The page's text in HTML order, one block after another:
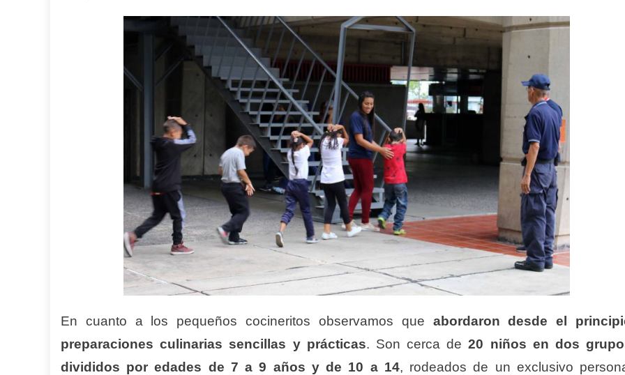
En cuanto a los pequeños cocineritos observamos que abordaron desde el
preparaciones culinarias sencillas y prácticas. Son cerca de20 niños en dos
divididos por edades de 7 a 9 años y de 10 a 14, rodeados de un exclusivo